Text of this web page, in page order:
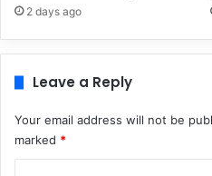
2 days ago
Leave a Reply
Your email address will not be
marked *